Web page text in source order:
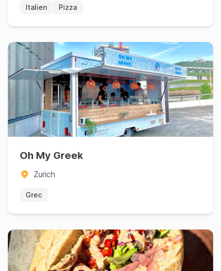
Italien Pizza
Oh My Greek
Zurich
Grec